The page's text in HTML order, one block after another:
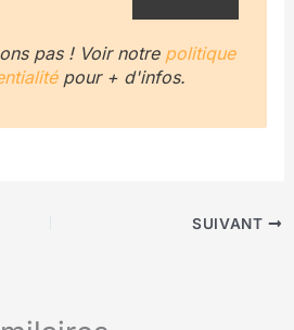
pas ! Voir notre politique
pour + d'infos.
SUIVANT